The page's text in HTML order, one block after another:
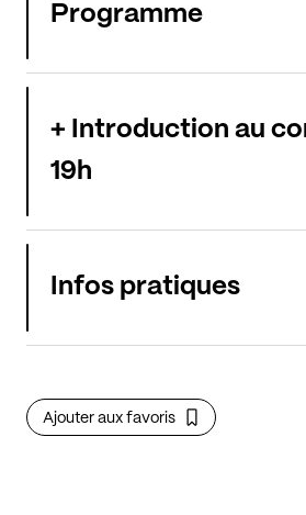
Programme
+ Introduction au
19h
Infos pratiques
Ajouter aux favoris